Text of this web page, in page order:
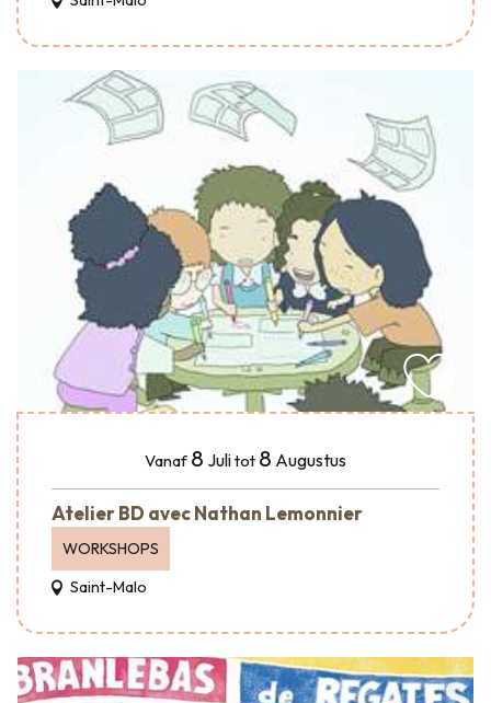
Vanaf 8 Julitot 8 Augustus
Atelier BD avec Nathan Lemonnier
WORKSHOPS
Saint-Malo